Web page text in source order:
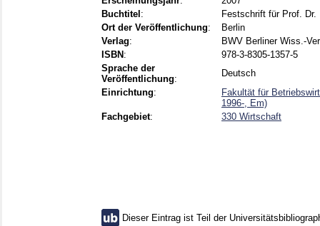
Buchtitel :
Festschrift für Prof.
Ort der Veröffentlichung:
Berlin
Verlag:
BWV Berliner Wiss.-
ISBN :
978-3-8305-1357-5
Sprache der
Veröffentlichung:
Deutsch
Einrichtung:
Fakultät für
1996-, Em)
Fachgebiet: 330 Wirtschaft
Dieser Eintrag ist Teil der